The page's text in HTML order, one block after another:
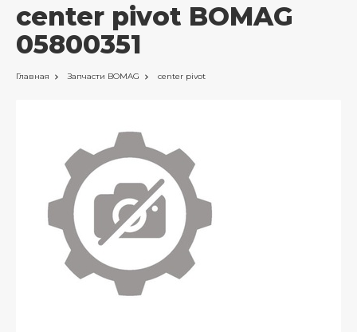
center pivot BOMAG
05800351
Главная Запчасти BOMAG center pivot